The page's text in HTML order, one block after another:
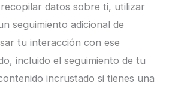
datos sobre ti, utilizar
seguimiento adicional de
tu interacción con ese
incluido el seguimiento de tu
incrustado si tienes una